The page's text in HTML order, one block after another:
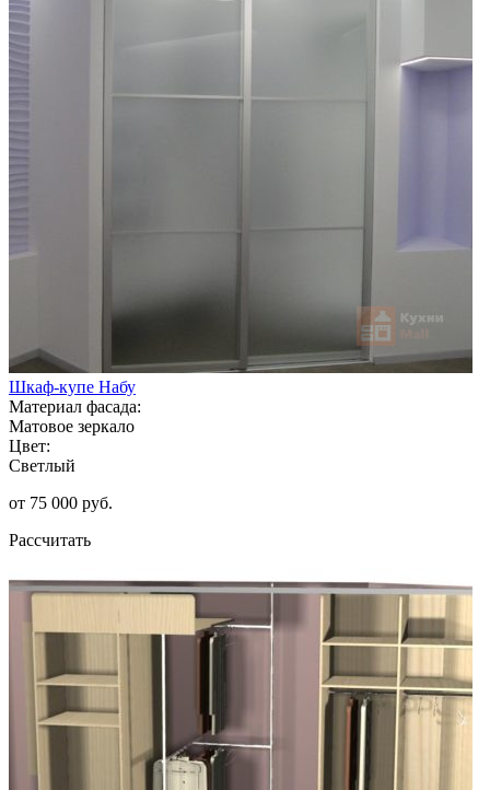
Шкаф-купе Набу
Материал фасада:
Матовое зеркало
Цвет:
Светлый
от 75 000 руб.
Рассчитать